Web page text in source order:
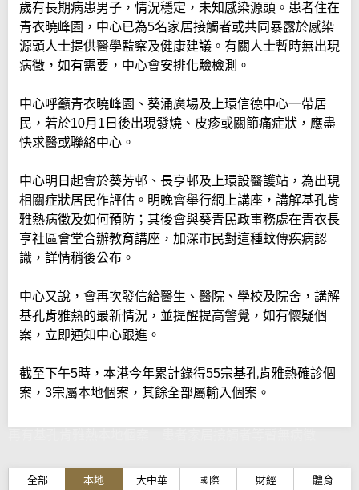
歲有長期病患男子，情況穩定，未知感染源頭。患者住在
青衣曉峰園，中心已為5名家居接觸者或共同暴露於感染
源頭人士提供醫學監察及健康建議。有關人士暫時無出現
病徵，如有需要，中心會安排化驗檢測。
中心呼籲青衣曉峰園、葵涌廣場及上環信德中心一帶居
民，若於10月1日後出現發燒、皮疹或關節痛症狀，應盡
快求醫或聯絡中心。
中心明日起會於葵芳邨、長亨邨及上環設醫護站，為出現
相關症狀居民作評估。明晚會舉行網上講座，講解基孔肯
雅熱病徵及如何預防；其後會與葵青民政事務處在青衣長
亨社區會堂合辦教育講座，加深市民對這種蚊傳疾病認
識，詳情稍後公布。
中心又說，會再次發信給醫生、醫院、學校及院舍，講解
基孔肯雅熱的最新情況，並提醒提高警覺，如有懷疑個
案，立即通知中心跟進。
截至下午5時，本港今年累計錄得55宗基孔肯雅熱確診個
案，3宗屬本地個案，其餘全部屬輸入個案。
全部 本地 大中華 國際 財經 體育